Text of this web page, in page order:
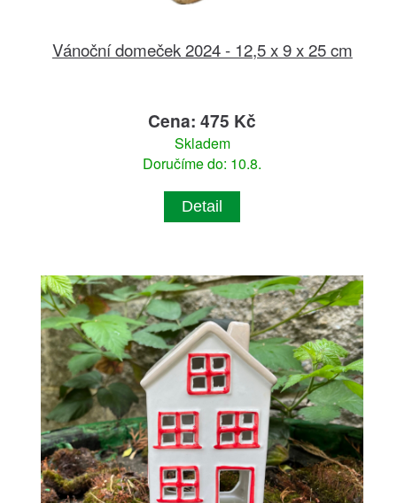
Vánoční domeček 2024 - 12,5 x 9 x 25 cm
Cena: 475 Kč
Skladem
Doručíme do: 10.8.
Detail